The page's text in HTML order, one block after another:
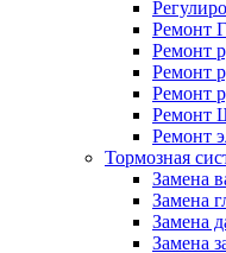
Ремонт
Ремонт
Ремонт
Ремонт
Ремонт
Ремонт
Тормозная
Замена
Замена
Замена
Замена